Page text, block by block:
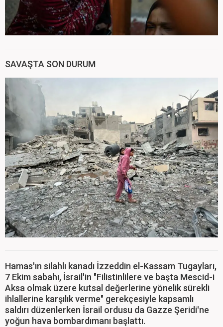
SAVAŞTA SON DURUM
Hamas'ın silahlı kanadı İzzeddin el-Kassam Tugayları,
7 Ekim sabahı, İsrail'in "Filistinlilere ve başta Mescid-i
Aksa olmak üzere kutsal değerlerine yönelik sürekli
ihlallerine karşılık verme" gerekçesiyle kapsamlı
saldırı düzenlerken İsrail ordusu da Gazze Şeridi'ne
yoğun hava bombardımanı başlattı.